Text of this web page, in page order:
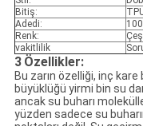
Bitiş:
Adedi:
Renk:
vakitlilik
3 Özellikler:
Bu zarın özelliği, inç
büyüklüğü yirmi bin su
ancak su buharı
yüzden sadece su